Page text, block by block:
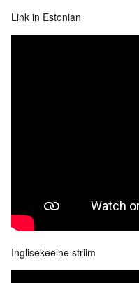
Link in Estonian
Inglisekeelne striim